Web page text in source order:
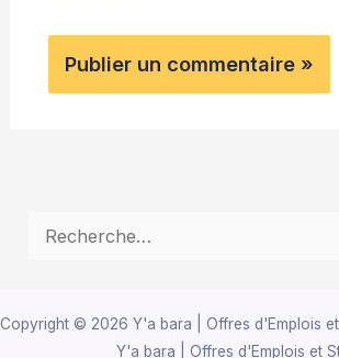
h
Copyright © 2026 Y'a bara | Offres d'Emplois
Y'a bara | Offres d'Emplois et